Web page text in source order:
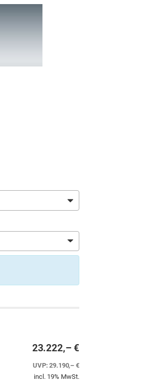
23.222,– €
UVP:29.190,– €
incl. 19% MwSt.